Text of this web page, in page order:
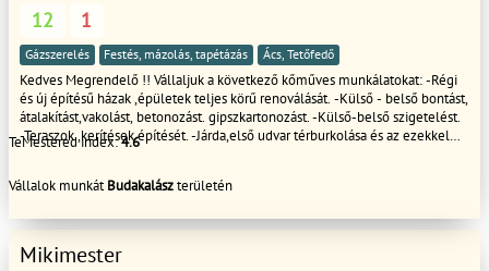
12 1
Gázszerelés Festés, mázolás, tapétázás Ács, Tetőfedő
Kedves Megrendelő !! Vállaljuk a következő kőműves munkálatokat: -Régi
és új építésű házak ,épületek teljes körű renoválását. -Külső - belső bontást,
átalakítást,vakolást, betonozást. gipszkartonozást. -Külső-belső szigetelést.
-Teraszok ,kerítések építését. -Járda,első udvar térburkolása és az ezekkel
munkát ( fakivágást ,terprendezés, fűmagozást ,gyepesítést) -
TeMestered index:4.6
Vállalok munkátBudakalászterületén
Mikimester